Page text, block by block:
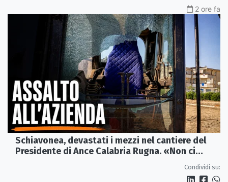
2 ore fa
Schiavonea, devastati i mezzi nel cantiere del
Presidente di Ance Calabria Rugna. «Non ci
Condividi su: